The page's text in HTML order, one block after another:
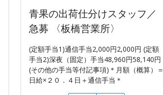
青果の出荷仕分けスタッフ／
急募 〈板橋営業所〉
(定額手当1)通信手当2,000円2,000円 (定額
手当2)深夜（固定）手当48,960円58,140円
(その他の手当等付記事項)＊月額（概算）＝
日給×２０．４日＋通信手当＊